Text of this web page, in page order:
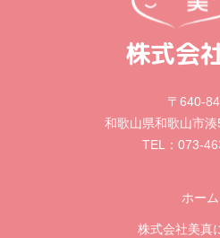
株式会
〒640-
和歌山県和歌山市
TEL： 073-
ホーム
株式会社美真